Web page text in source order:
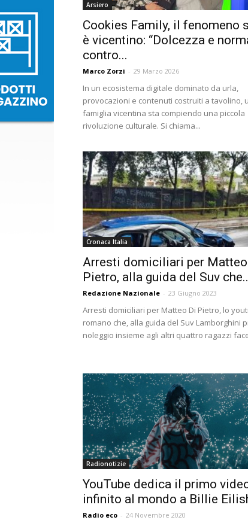
Arsiero
Cookies Family, il fenomeno
è vicentino: “Dolcezza e
contro...
Marco Zorzi - 29 Marzo 2026
In un ecosistema digitale dominato da urla,
provocazioni e contenuti costruiti a tavolino,
famiglia vicentina sta compiendo una piccola
rivoluzione culturale. Si chiama...
Cronaca Italia
Arresti domiciliari per
Pietro, alla guida del Suv
Redazione Nazionale - 23 Giugno 2023
Arresti domiciliari per Matteo Di Pietro, lo
romano che, alla guida del Suv Lamborghini
noleggio insieme agli altri quattro ragazzi
Radionotizie
YouTube dedica il primo
infinito al mondo a Billie
Radio eco - 24 Novembre 2020